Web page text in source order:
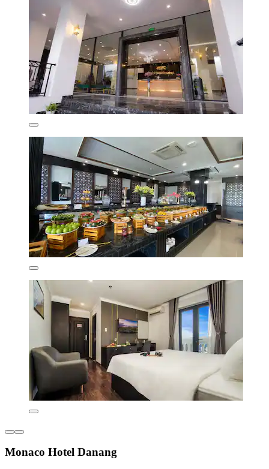
Monaco Hotel Danang